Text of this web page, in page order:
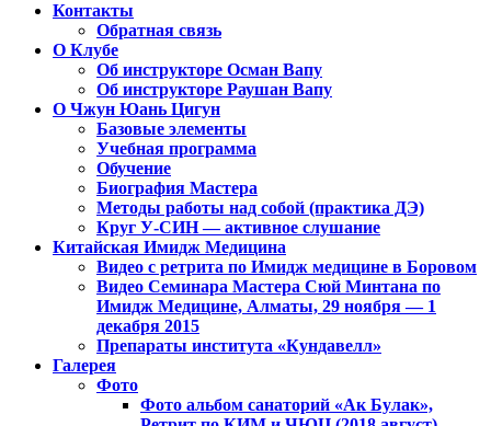
Клуб Чжун Юань Цигун в городах
Алматы, Астана, Павлодар,
Петропавловск, Экибастуз, Бишкек…
Контакты
Обратная связь
О Клубе
Об инструкторе Осман Вапу
Об инструкторе Раушан Вапу
О Чжун Юань Цигун
Базовые элементы
Учебная программа
Обучение
Биография Мастера
Методы работы над собой (практика ДЭ)
Круг У-СИН — активное слушание
Китайская Имидж Медицина
Видео с ретрита по Имидж медицине в Боровом
Видео Семинара Мастера Сюй Минтана по
Имидж Медицине, Алматы, 29 ноября — 1
декабря 2015
Препараты института «Кундавелл»
Галерея
Фото
Фото альбом санаторий «Ак Булак»,